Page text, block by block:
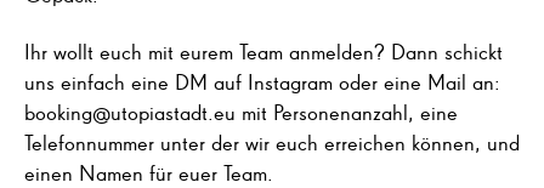
Ihr wollt euch mit eurem Team anmelden? Dann schickt
uns einfach eine DM auf Instagram oder eine Mail an:
booking@utopiastadt.eu mit Personenanzahl, eine
Telefonnummer unter der wir euch erreichen können, und
einen Namen für euer Team.